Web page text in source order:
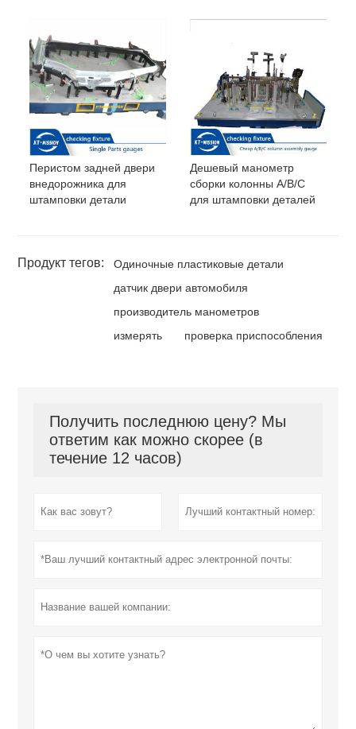
Перистом задней двери
внедорожника для
штамповки детали
Дешевый манометр
сборки колонны A/B/C
для штамповки деталей
Продукт тегов:
Одиночные пластиковые детали
датчик двери автомобиля
производитель манометров
измерять
проверка приспособления
Получить последнюю цену? Мы
ответим как можно скорее (в
течение 12 часов)